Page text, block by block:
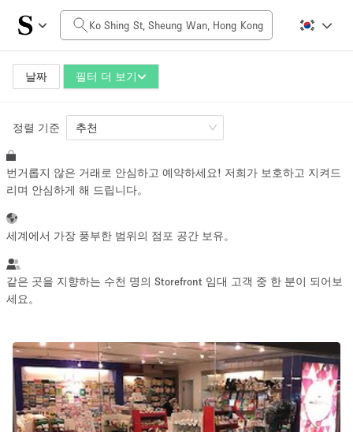
날짜 필터 더 보기
일일 비용
HK$0
공간 크기
100 sq ft 5000+ sq ft
~ 13 명
Photo
Shooting
Conference Meeting Office Shop Share
정렬 기준 추천
번거롭지 않은 거래로 안심하고 예약하세요! 저희가 보호하고 지켜드
리며 안심하게 해 드립니다。
세계에서 가장 풍부한 범위의 점포 공간 보유。
같은 곳을 지향하는 수천 명의 Storefront 임대 고객 중 한 분이 되어보
세요。